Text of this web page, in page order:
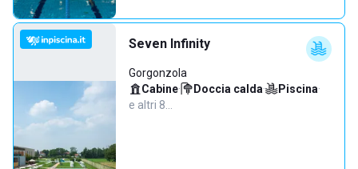
Seven Infinity
Gorgonzola
Cabine· Doccia calda· Piscina·
e altri 8…